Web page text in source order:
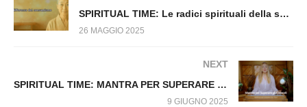
SPIRITUAL TIME: Le radici spirituali della semplicità giapponese
26 MAGGIO 2025
NEXT
SPIRITUAL TIME: MANTRA PER SUPERARE GLI OSTACOLI
9 GIUGNO 2025